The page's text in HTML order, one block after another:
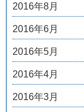
2016年8月
2016年6月
2016年5月
2016年4月
2016年3月